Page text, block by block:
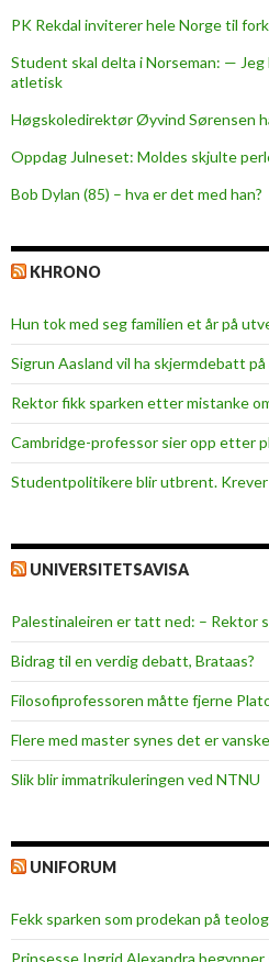
PK Rekdal inviterer hele Norge til
Student skal delta i Norseman: —
atletisk
Høgskoledirektør Øyvind Sørensen
Oppdag Julneset: Moldes skjulte
Bob Dylan (85) – hva er det med han?
KHRONO
Hun tok med seg familien et år på
Sigrun Aasland vil ha skjerm­debatt
Rektor fikk sparken etter mistanke
Cambridge-professor sier opp etter
Studentpolitikere blir utbrent.
UNIVERSITETSAVISA
Palestinaleiren er tatt ned: – Rektor
Bidrag til en verdig debatt, Brataas?
Filosofiprofessoren måtte fjerne
Flere med master synes det er
Slik blir immatrikuleringen ved NTNU
UNIFORUM
Fekk sparken som prodekan på
Prinsesse Ingrid Alexandra